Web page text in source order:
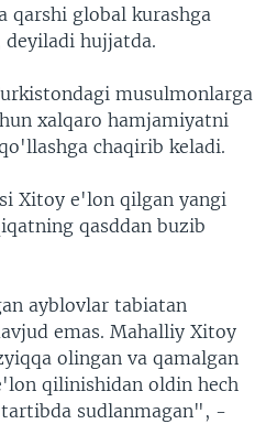
global kurashga
hujjatda.
musulmonlarga
xalqaro hamjamiyatni
chaqirib keladi.
Xitoy e'lon qilgan yangi
qasddan buzib
ayblovlar tabiatan
emas. Mahalliy Xitoy
olingan va qamalgan
qilinishidan oldin hech
sudlanmagan", -